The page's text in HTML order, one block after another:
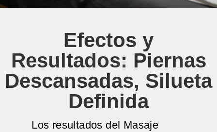
Efectos y
Resultados: Piernas
Descansadas, Silueta
Definida
Los resultados del Masaje